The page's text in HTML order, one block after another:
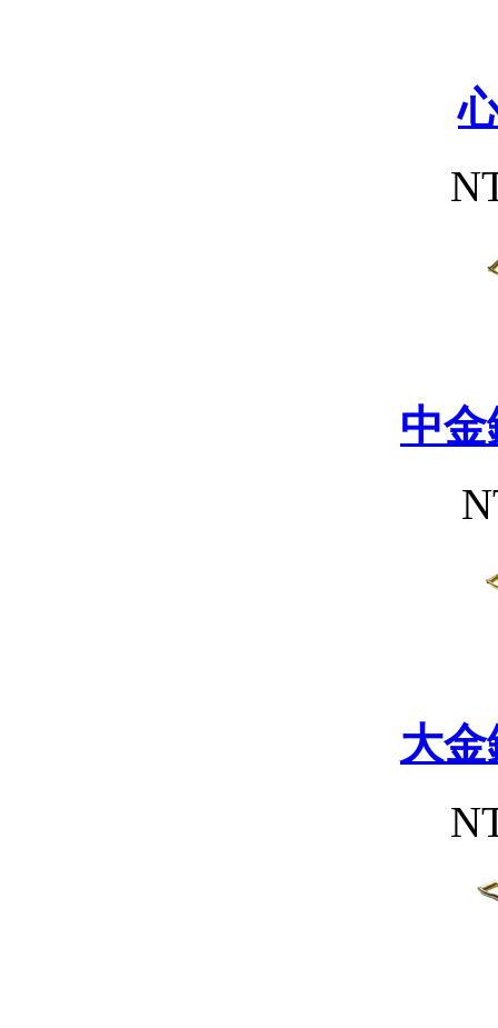
中
大